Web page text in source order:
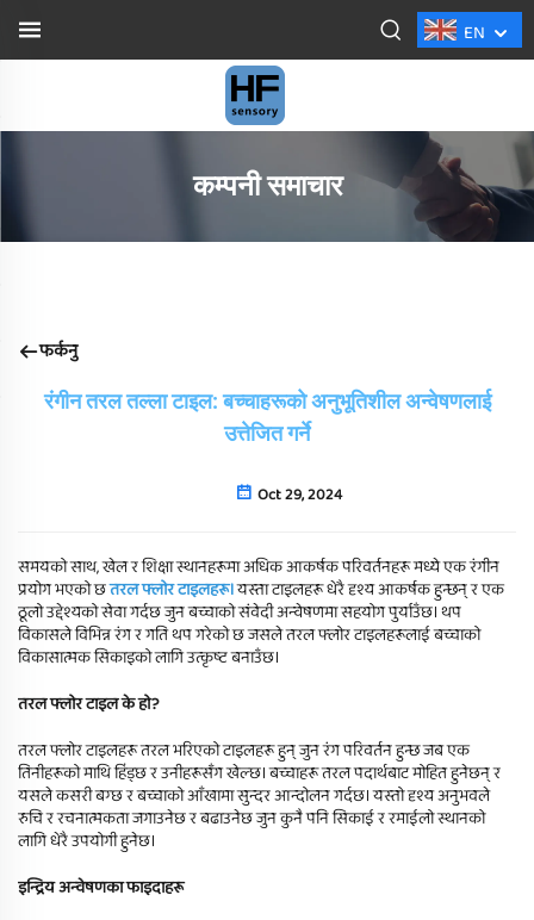
EN
कम्पनी समाचार
फर्कनु
रंगीन तरल तल्ला टाइल: बच्चाहरूको अनुभूतिशील अन्वेषणलाई
उत्तेजित गर्ने
Oct 29, 2024
समयको साथ, खेल र शिक्षा स्थानहरूमा अधिक आकर्षक परिवर्तनहरू मध्ये एक रंगीन
प्रयोग भएको छतरल फ्लोर टाइलहरू।यस्ता टाइलहरू धेरै दृश्य आकर्षक हुन्छन् र एक
ठूलो उद्देश्यको सेवा गर्दछ जुन बच्चाको संवेदी अन्वेषणमा सहयोग पुर्याउँछ। थप
विकासले विभिन्न रंग र गति थप गरेको छ जसले तरल फ्लोर टाइलहरूलाई बच्चाको
विकासात्मक सिकाइको लागि उत्कृष्ट बनाउँछ।
तरल फ्लोर टाइल के हो?
तरल फ्लोर टाइलहरू तरल भरिएको टाइलहरू हुन् जुन रंग परिवर्तन हुन्छ जब एक
तिनीहरूको माथि हिंड्छ र उनीहरूसँग खेल्छ। बच्चाहरू तरल पदार्थबाट मोहित हुनेछन् र
यसले कसरी बग्छ र बच्चाको आँखामा सुन्दर आन्दोलन गर्दछ। यस्तो दृश्य अनुभवले
रुचि र रचनात्मकता जगाउनेछ र बढाउनेछ जुन कुनै पनि सिकाई र रमाईलो स्थानको
लागि धेरै उपयोगी हुनेछ।
इन्द्रिय अन्वेषणका फाइदाहरू